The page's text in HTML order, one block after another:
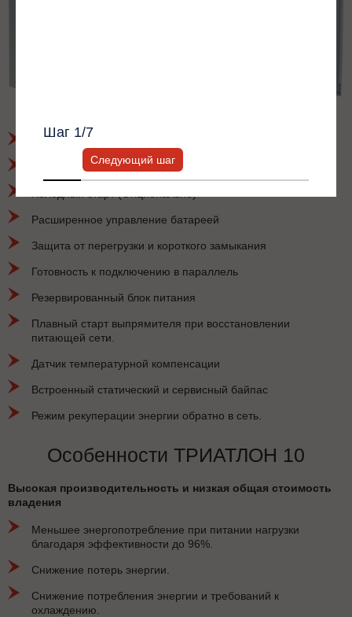
Защита от обратного пробоя
Расширенное управление батареей
Защита от перегрузки и короткого замыкания
Готовность к подключению в параллель
Резервированный блок питания
Плавный старт выпрямителя при восстановлении
питающей сети.
Датчик температурной компенсации
Встроенный статический и сервисный байпас
Режим рекуперации энергии обратно в сеть.
Особенности ТРИАТЛОН 10
Высокая производительность и низкая общая стоимость
владения
Меньшее энергопотребление при питании нагрузки
благодаря эффективности до 96%.
Снижение потерь энергии.
Снижение потребления энергии и требований к
охлаждению.
Шаг 1/7
Следующий шаг